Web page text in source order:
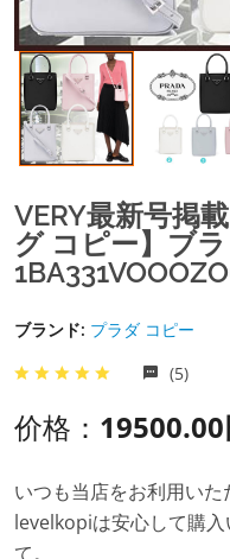
VERY最新号掲
グ コピー】ブ
ブランド: プラダ コピー
(5)
价格： 19500.00
いつも当店をお利用いた
levelkopiは安心して購
て。